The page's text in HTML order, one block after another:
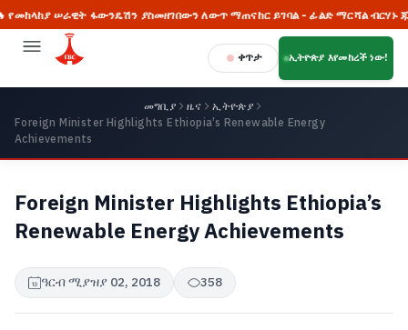
ሠራዊት ፋውንዴሽን ያስመዘገበውን ለውጥ ማጠናከር ይገባል - ፊልድ ማርሻል ብርሃኑ ጁላ
ቀጥታ ኢትዮጵያ እየመከረች ነው!
መግቢያ ዜና
ኢትዮጵያ
Foreign Minister Highlights Ethiopia’s Renewable Energy
Achievements
Foreign Minister Highlights Ethiopia’s
Renewable Energy Achievements
ዓርብ ሚያዝያ 02, 2018 358